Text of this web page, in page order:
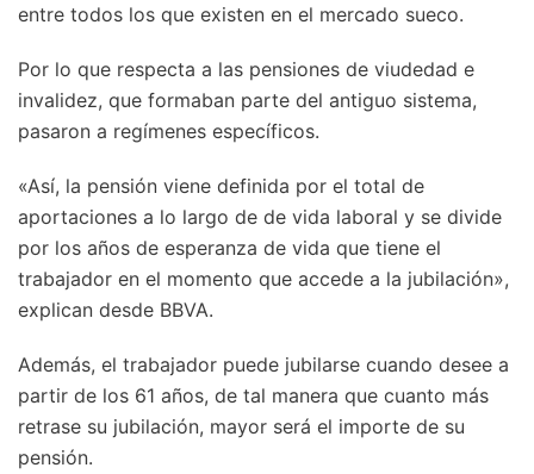
entre todos los que existen en el mercado sueco.
Por lo que respecta a las pensiones de viudedad e
invalidez, que formaban parte del antiguo sistema,
pasaron a regímenes específicos.
«Así, la pensión viene definida por el total de
aportaciones a lo largo de de vida laboral y se divide
por los años de esperanza de vida que tiene el
trabajador en el momento que accede a la jubilación»,
explican desde BBVA.
Además, el trabajador puede jubilarse cuando desee a
partir de los 61 años, de tal manera que cuanto más
retrase su jubilación, mayor será el importe de su
pensión.